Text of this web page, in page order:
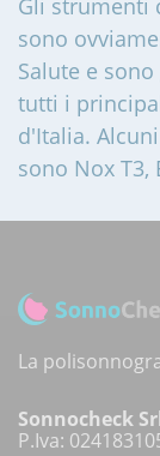
Gli strumenti
sono
Salute e
tutti i
d'Italia.
sono Nox T3,
La
Sonnocheck
P.Iva: